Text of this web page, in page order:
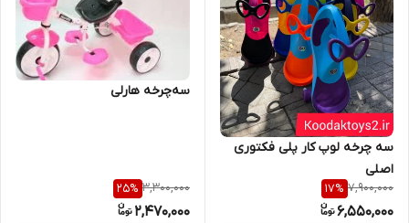
سه چرخه لوپ کار پلی فکتوری
اصلی
7,900,000
17%
6,550,000
سه‌چرخه هارلی
3,300,000
25%
2,470,000